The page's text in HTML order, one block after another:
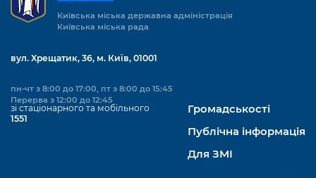
Київська міська державна адміністрація
Київська міська рада
вул. Хрещатик, 36, м. Київ, 01001
пн-чт з 8:00 до 17:00, пт з 8:00 до 15:45
Перерва з 12:00 до 12:45
зі стаціонарного та мобільного
1551
Громадськості
Публічна інформація
Для ЗМІ